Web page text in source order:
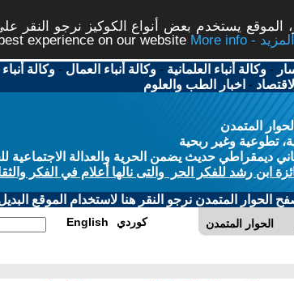
يستخدم بعض أنواع الكوكيز نرجو النقر
experience on our website
More info - المزيد
-وكالة أنباء العلمانية -وكالة أنباء العمال -وكالة
الاقتصاد - اخبار الطب والعلوم
المتمدن
تطوعية وغير ربحية
ديمقراطي حديث يضمن الحرية والعدالة الاجتماعية
ابن رشد للفكر الحر والتى نالها أعلام في الفكر
الحوار المتمدن نرجو النقر هنا لاستخدام الموقع
الحوار المتمدن English كوردي